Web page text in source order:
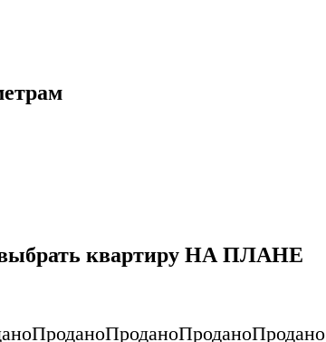
выбрать квартиру НА ПЛАНЕ
ПроданоПроданоПроданоПродано